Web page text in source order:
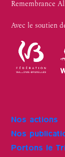
Remembrance
Avec le soutien
Nos actions
Nos
Portons le